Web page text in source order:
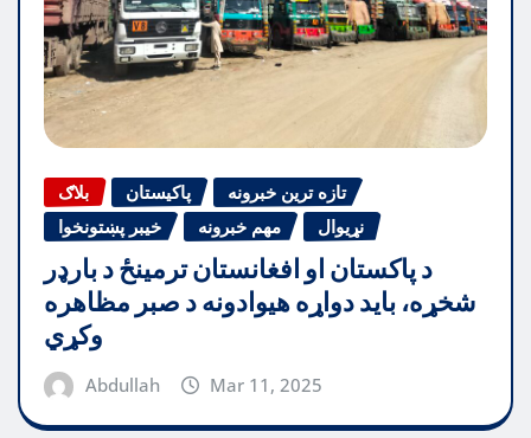
بلاګ پاکیستان
تازه ترین خبرونه
خیبر پښتونخوا
مهم خبرونه نړیوال
د پاکستان او افغانستان ترمینځ د بارډر
شخړه، باید دواړه هیوادونه د صبر مظاهره
وکړي
Abdullah Mar 11, 2025